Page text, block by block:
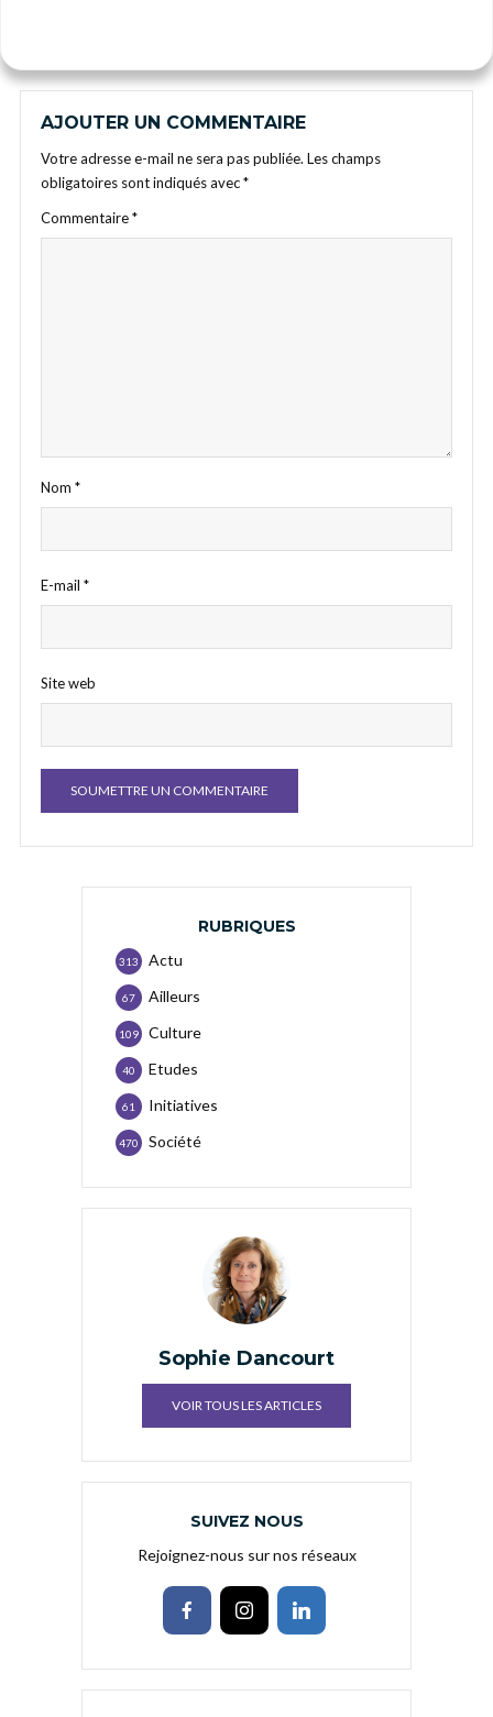
AJOUTER UN COMMENTAIRE
Votre adresse e-mail ne sera pas publiée. Les champs
obligatoires sont indiqués avec*
Commentaire*
Nom *
E-mail *
Site web
RUBRIQUES
Actu
313
Ailleurs
67
Culture
109
Etudes
40
Initiatives
61
Société
470
Sophie Dancourt
VOIR TOUS LES ARTICLES
SUIVEZ NOUS
Rejoignez-nous sur nos réseaux